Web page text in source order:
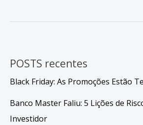
o
no
top
POSTS recentes
Black Friday: As Promoções Estão
Banco Master Faliu: 5 Lições de
Investidor